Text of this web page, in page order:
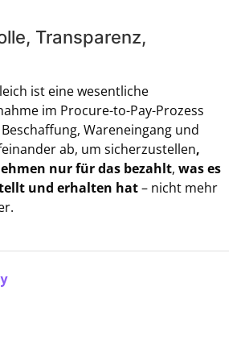
Transparenz,
ist eine wesentliche
im Procure-to-Pay-Prozess
Wareneingang und
ab, um sicherzustellen,
nur für das bezahlt, was es
und erhalten hat– nicht mehr